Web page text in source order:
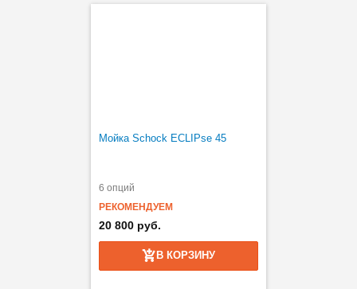
Мойка Schock ECLIPse 45
6 опций
РЕКОМЕНДУЕМ
20 800 руб.
В КОРЗИНУ